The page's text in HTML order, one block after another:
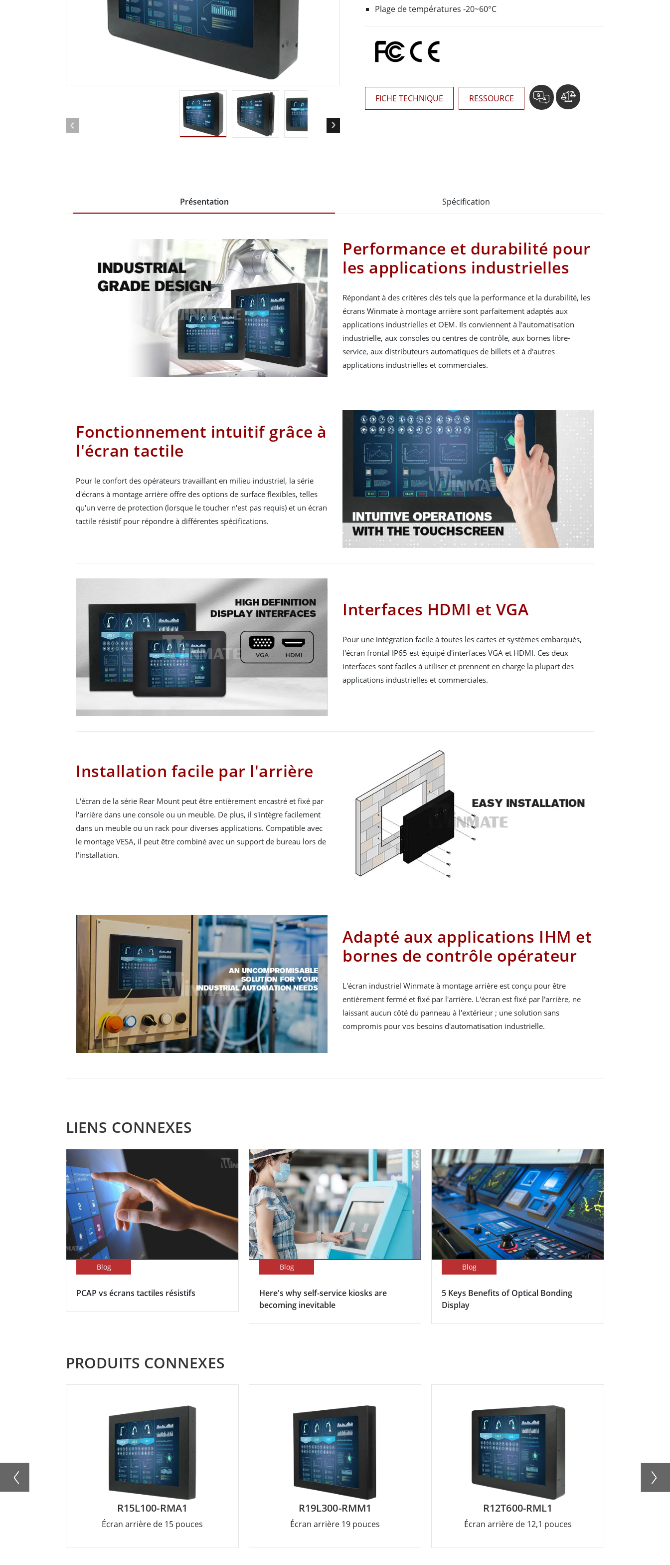
Tablettes pour ordinateurs embarqués
Passerelle radio
Écran pour la santé
Ordinateurs embarqués marine
Contrôleur robotique Pétrole et gaz, classe ATEX
Tablette durcie certifié ATEX
Terminaux portables robustes certifiés
ATEX
Panneau PC certifiés ATEX
Mobilité Edge AI
Panneau PC Edge AI
Plage de températures -20~60°C
FICHE TECHNIQUE RESSOURCE
Présentation Spécification
Performance et durabilité pour
les applications industrielles
Répondant à des critères clés tels que la performance et la durabilité, les
écrans Winmate à montage arrière sont parfaitement adaptés aux
applications industrielles et OEM. Ils conviennent à l'automatisation
industrielle, aux consoles ou centres de contrôle, aux bornes libre-
service, aux distributeurs automatiques de billets et à d'autres
applications industrielles et commerciales.
Fonctionnement intuitif grâce à
l'écran tactile
Pour le confort des opérateurs travaillant en milieu industriel, la série
d'écrans à montage arrière offre des options de surface flexibles, telles
qu'un verre de protection (lorsque le toucher n'est pas requis) et un écran
tactile résistif pour répondre à différentes spécifications.
Interfaces HDMI et VGA
Pour une intégration facile à toutes les cartes et systèmes embarqués,
l'écran frontal IP65 est équipé d'interfaces VGA et HDMI. Ces deux
interfaces sont faciles à utiliser et prennent en charge la plupart des
applications industrielles et commerciales.
Installation facile par l'arrière
L'écran de la série Rear Mount peut être entièrement encastré et fixé par
l'arrière dans une console ou un meuble. De plus, il s'intègre facilement
dans un meuble ou un rack pour diverses applications. Compatible avec
le montage VESA, il peut être combiné avec un support de bureau lors de
l'installation.
Adapté aux applications IHM et
bornes de contrôle opérateur
L'écran industriel Winmate à montage arrière est conçu pour être
entièrement fermé et fixé par l'arrière. L'écran est fixé par l'arrière, ne
laissant aucun côté du panneau à l'extérieur ; une solution sans
compromis pour vos besoins d'automatisation industrielle.
LIENS CONNEXES
Blog
PCAP vs écrans tactiles résistifs
Blog
Here's why self-service kiosks are
becoming inevitable
Blog
5 Keys Benefits of Optical Bonding
Display
PRODUITS CONNEXES
R15L100-RMA1
Écran arrière de 15 pouces
R19L300-RMM1
Écran arrière 19 pouces
R12T600-RML1
Écran arrière de 12,1 pouces